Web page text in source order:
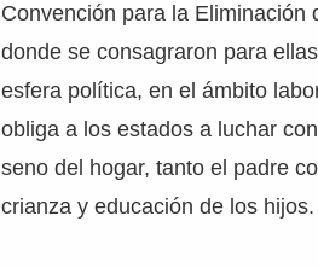
Convención para la Eliminación
donde se consagraron para
esfera política, en el ámbito
obliga a los estados a luchar
seno del hogar, tanto el padre
crianza y educación de los hijos.